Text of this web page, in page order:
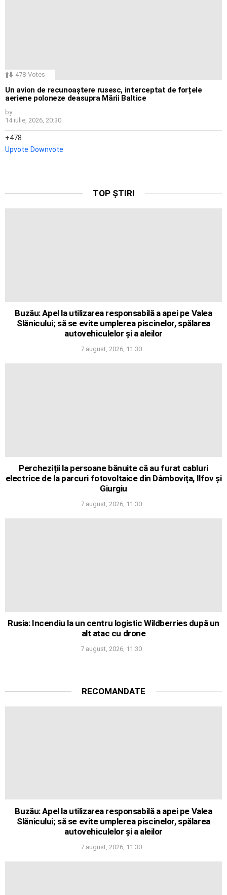
478 Votes
Un avion de recunoaștere rusesc, interceptat de forțele
aeriene poloneze deasupra Mării Baltice
by
14 iulie, 2026, 20:30
478
Upvote Downvote
TOP ȘTIRI
Buzău: Apel la utilizarea responsabilă a apei pe Valea
Slănicului; să se evite umplerea piscinelor, spălarea
autovehiculelor și a aleilor
7 august, 2026, 11:30
Percheziții la persoane bănuite că au furat cabluri
electrice de la parcuri fotovoltaice din Dâmbovița, Ilfov și
Giurgiu
7 august, 2026, 11:30
Rusia: Incendiu la un centru logistic Wildberries după un
alt atac cu drone
7 august, 2026, 11:30
RECOMANDATE
Buzău: Apel la utilizarea responsabilă a apei pe Valea
Slănicului; să se evite umplerea piscinelor, spălarea
autovehiculelor și a aleilor
7 august, 2026, 11:30